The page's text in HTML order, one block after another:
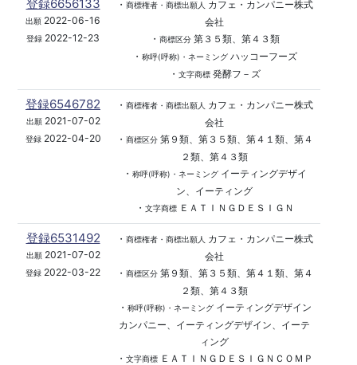
登録6656133
出願 2022-06-16
登録 2022-12-23
・ 商標権者・商標出願人
カフェ・カンパニー株式
会社
・ 商標区分第３５類、第４３類
・ 称呼(呼称)・ネーミングハッコーフーズ
・ 文字商標発酵フ－ズ
登録6546782
出願2021-07-02
登録2022-04-20
・ 商標権者・商標出願人
カフェ・カンパニー株式
会社
・ 商標区分第９類、第３５類、第４１類、第４
２類、第４３類
・ 称呼(呼称)・ネーミングイーティングデザイ
ン、イーティング
・ 文字商標ＥＡＴＩＮＧＤＥＳＩＧＮ
登録6531492
出願2021-07-02
登録 2022-03-22
・ 商標権者・商標出願人
カフェ・カンパニー株式
会社
・ 商標区分第９類、第３５類、第４１類、第４
２類、第４３類
・ 称呼(呼称)・ネーミングイーティングデザイン
カンパニー、イーティングデザイン、イーテ
ィング
・ 文字商標ＥＡＴＩＮＧＤＥＳＩＧＮＣＯＭＰ